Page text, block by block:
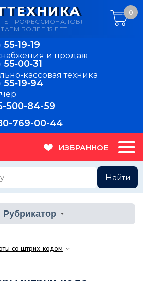
и продаж
кассовая техника
500-84-59
769-00-44
ПРОФЕССИОНАЛОВ!
БОЛЕЕ 15 ЛЕТ
0
ИЗБРАННОЕ
Найти
Рубрикатор
со штрих-кодом